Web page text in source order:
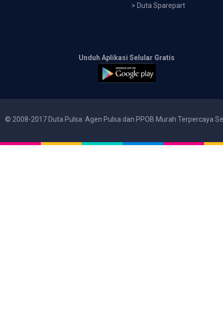
> Duta Sparepart
Unduh Aplikasi Selular Gratis
© 2008-2017 Duta Pulsa: Agen Pulsa dan PPOB Murah Terpercaya